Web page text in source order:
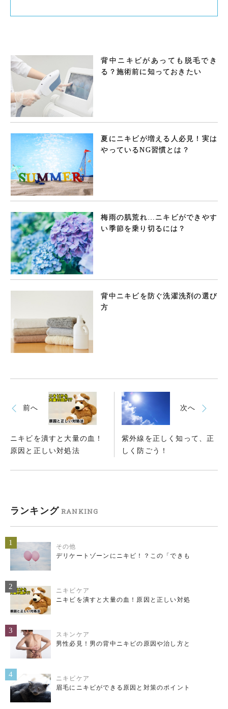
背中ニキビがあっても脱毛でき
る？施術前に知っておきたい
夏にニキビが増える人必見！実は
やっているNG習慣とは？
梅雨の肌荒れ…ニキビができやす
い季節を乗り切るには？
背中ニキビを防ぐ洗濯洗剤の選び
方
前へ
ニキビを潰すと大量の血！
原因と正しい対処法
次へ
紫外線を正しく知って、正
しく防ごう！
ランキング RANKING
1
その他
デリケートゾーンにニキビ！？この「できも
2
ニキビケア
ニキビを潰すと大量の血！原因と正しい対処
3
スキンケア
男性必見！男の背中ニキビの原因や治し方と
4
ニキビケア
眉毛にニキビができる原因と対策のポイント